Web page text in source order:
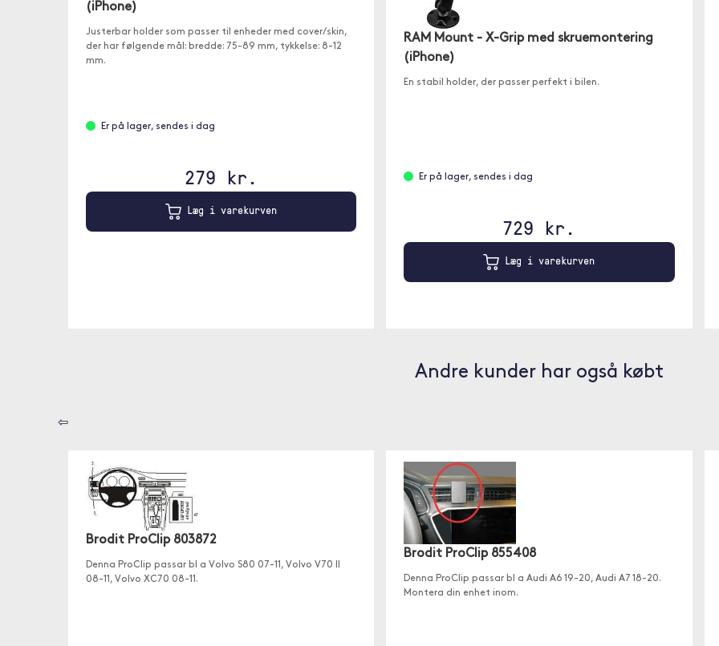
(iPhone)
Justerbar holder som passer til enheder med cover/skin,
der har følgende mål: bredde: 75-89 mm, tykkelse: 8-12
mm.
Er på lager, sendes i dag
279 kr.
Læg i varekurven
RAM Mount - X-Grip med skruemontering
(iPhone)
En stabil holder, der passer perfekt i bilen.
Er på lager, sendes i dag
729 kr.
Læg i varekurven
Andre kunder har også købt
⇦
Brodit ProClip 803872
Denna ProClip passar bl a Volvo S80 07-11, Volvo V70 II
08-11, Volvo XC70 08-11.
Brodit ProClip 855408
Denna ProClip passar bl a Audi A6 19-20, Audi A7 18-20.
Montera din enhet inom.